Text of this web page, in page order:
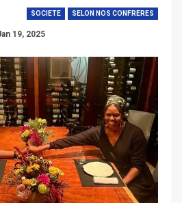
SOCIETE SELON NOS CONFRERES
19, 2025